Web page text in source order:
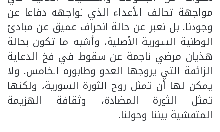
مواجهة تحالف الأعداء الذي نواجهه دفاعا عن
وجودنا. بل تعبر عن حالة انحراف عميق عن مبادئ
الوطنية السورية الأصلية، وأشبه ما تكون بحالة
هذيان مرضي ناجمة عن سقوط في فخ الدعاية
الزائفة التي يروجها العدو وطابوره الخامس. ولا
يمكن لها أن تمثل روح الثورة السورية، ولكنها
تمثل الثورة المضادة، وثقافة الهزيمة
المتفشية بيننا وحولنا.